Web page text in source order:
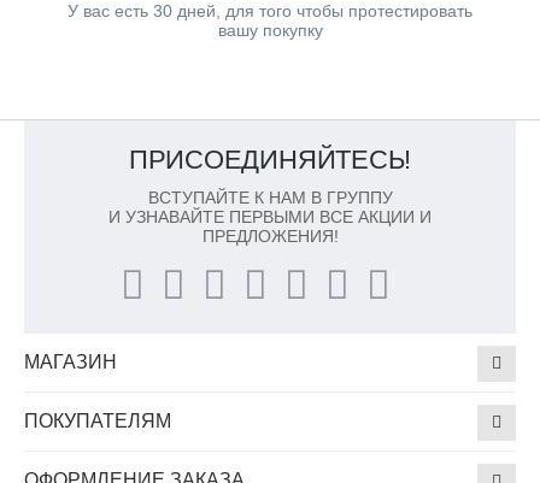
У вас есть 30 дней, для того чтобы протестировать
вашу покупку
ПРИСОЕДИНЯЙТЕСЬ!
ВСТУПАЙТЕ К НАМ В ГРУППУ
И УЗНАВАЙТЕ ПЕРВЫМИ ВСЕ АКЦИИ И
ПРЕДЛОЖЕНИЯ!
МАГАЗИН
ПОКУПАТЕЛЯМ